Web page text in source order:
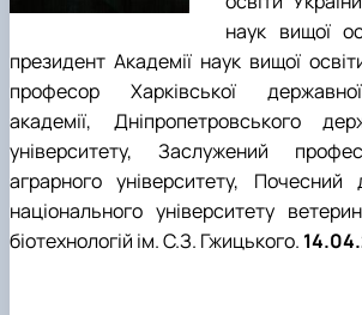
наук вищої
президент Академії наук вищої
професор Харківської
академії, Дніпропетровського
університету, Заслужений
аграрного університету, Почесний
національного університету
біотехнологій ім. С.З. Гжицького.